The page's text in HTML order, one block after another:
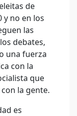
de
y no en los
las
debates,
una fuerza
con la
que
la gente.
es